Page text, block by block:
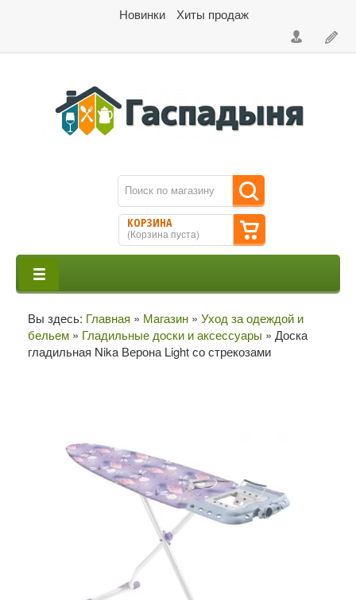
Новинки Хиты продаж
КОРЗИНА
(Корзина пуста)
Вы здесь: Главная » Магазин » Уход за одеждой и
бельем » Гладильные доски и аксессуары » Доска
гладильная Nika Верона Light со стрекозами